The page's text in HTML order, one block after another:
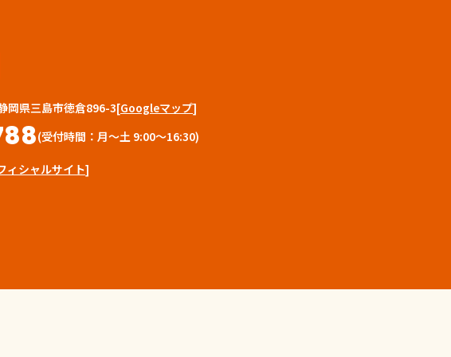
岡県三島市徳倉896-3[Googleマップ]
(受付時間：月〜土 9:00〜16:30)
ィシャルサイト]